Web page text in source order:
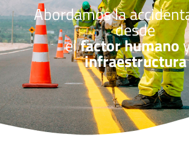
Abordamos la
desde
elfactor humano
infraestructura